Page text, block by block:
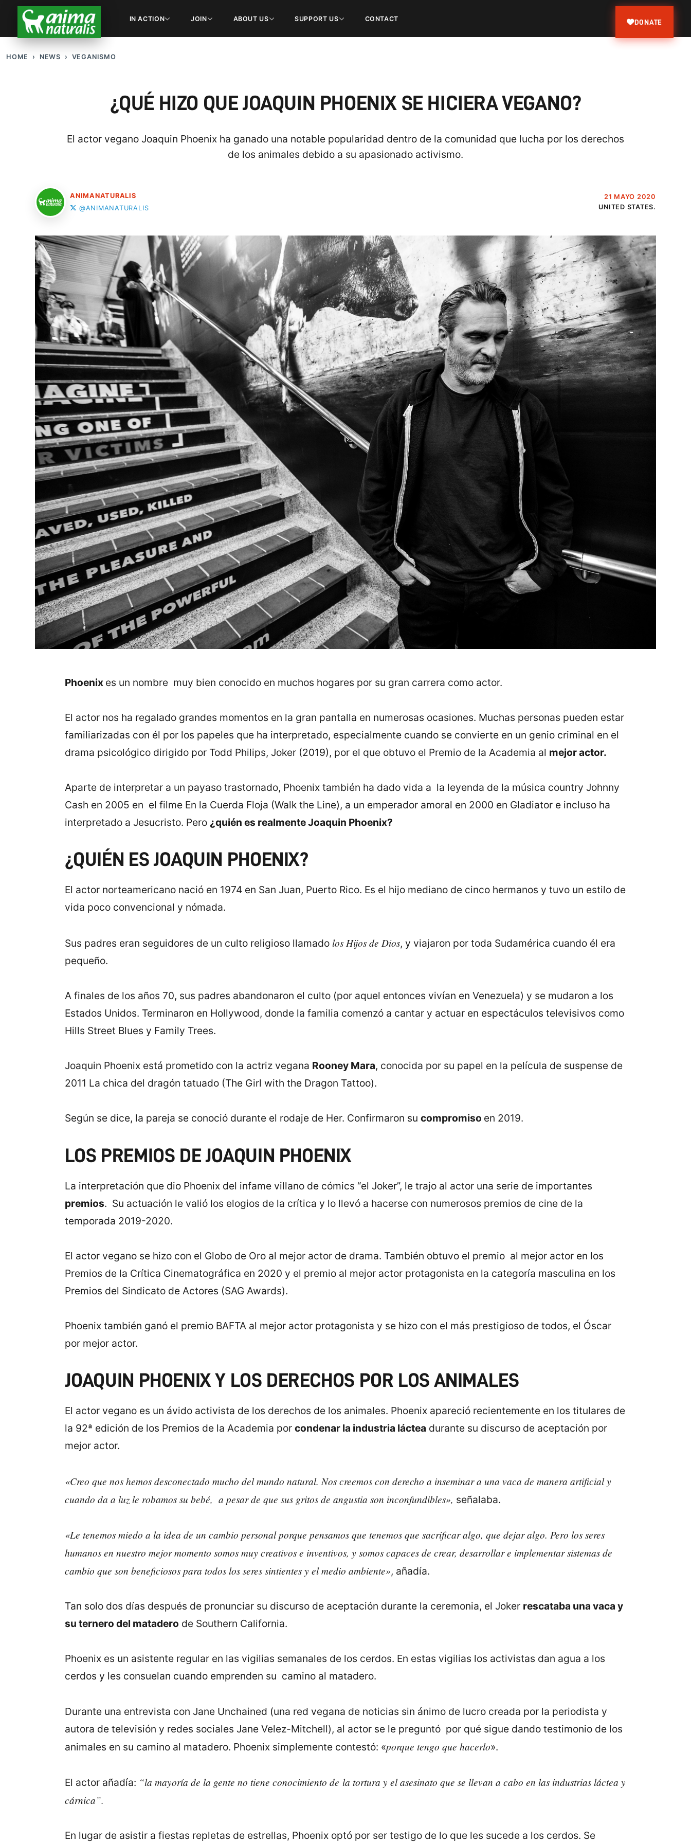
IN ACTION JOIN ABOUT US SUPPORT US CONTACT DONATE
HOME NEWS VEGANISMO
¿QUÉ HIZO QUE JOAQUIN PHOENIX SE HICIERA VEGANO?
El actor vegano Joaquin Phoenix ha ganado una notable popularidad dentro de la comunidad que lucha por los derechos
de los animales debido a su apasionado activismo.
ANIMANATURALIS
@ANIMANATURALIS
21 MAYO 2020
UNITED STATES.
Phoenix es un nombre muy bien conocido en muchos hogares por su gran carrera como actor.
El actor nos ha regalado grandes momentos en la gran pantalla en numerosas ocasiones. Muchas personas pueden estar
familiarizadas con él por los papeles que ha interpretado, especialmente cuando se convierte en un genio criminal en el
drama psicológico dirigido por Todd Philips, Joker (2019), por el que obtuvo el Premio de la Academia al mejor actor.
Aparte de interpretar a un payaso trastornado, Phoenix también ha dado vida a la leyenda de la música country Johnny
Cash en 2005 en el filme En la Cuerda Floja (Walk the Line), a un emperador amoral en 2000 en Gladiator e incluso ha
interpretado a Jesucristo. Pero ¿quién es realmente Joaquin Phoenix?
¿QUIÉN ES JOAQUIN PHOENIX?
El actor norteamericano nació en 1974 en San Juan, Puerto Rico. Es el hijo mediano de cinco hermanos y tuvo un estilo de
vida poco convencional y nómada.
Sus padres eran seguidores de un culto religioso llamado los Hijos de Dios, y viajaron por toda Sudamérica cuando él era
pequeño.
A finales de los años 70, sus padres abandonaron el culto (por aquel entonces vivían en Venezuela) y se mudaron a los
Estados Unidos. Terminaron en Hollywood, donde la familia comenzó a cantar y actuar en espectáculos televisivos como
Hills Street Blues y Family Trees.
Joaquin Phoenix está prometido con la actriz vegana Rooney Mara, conocida por su papel en la película de suspense de
2011 La chica del dragón tatuado (The Girl with the Dragon Tattoo).
Según se dice, la pareja se conoció durante el rodaje de Her. Confirmaron su compromiso en 2019.
LOS PREMIOS DE JOAQUIN PHOENIX
La interpretación que dio Phoenix del infame villano de cómics “el Joker”, le trajo al actor una serie de importantes
premios. Su actuación le valió los elogios de la crítica y lo llevó a hacerse con numerosos premios de cine de la
temporada 2019-2020.
El actor vegano se hizo con el Globo de Oro al mejor actor de drama. También obtuvo el premio al mejor actor en los
Premios de la Crítica Cinematográfica en 2020 y el premio al mejor actor protagonista en la categoría masculina en los
Premios del Sindicato de Actores (SAG Awards).
Phoenix también ganó el premio BAFTA al mejor actor protagonista y se hizo con el más prestigioso de todos, el Óscar
por mejor actor.
JOAQUIN PHOENIX Y LOS DERECHOS POR LOS ANIMALES
El actor vegano es un ávido activista de los derechos de los animales. Phoenix apareció recientemente en los titulares de
la 92ª edición de los Premios de la Academia por condenar la industria láctea durante su discurso de aceptación por
mejor actor.
«Creo que nos hemos desconectado mucho del mundo natural. Nos creemos con derecho a inseminar a una vaca de manera artificial y
cuando da a luz le robamos su bebé, a pesar de que sus gritos de angustia son inconfundibles», señalaba.
«Le tenemos miedo a la idea de un cambio personal porque pensamos que tenemos que sacrificar algo, que dejar algo. Pero los seres
humanos en nuestro mejor momento somos muy creativos e inventivos, y somos capaces de crear, desarrollar e implementar sistemas de
cambio que son beneficiosos para todos los seres sintientes y el medio ambiente», añadía.
Tan solo dos días después de pronunciar su discurso de aceptación durante la ceremonia, el Joker rescataba una vaca y
su ternero del matadero de Southern California.
Phoenix es un asistente regular en las vigilias semanales de los cerdos. En estas vigilias los activistas dan agua a los
cerdos y les consuelan cuando emprenden su camino al matadero.
Durante una entrevista con Jane Unchained (una red vegana de noticias sin ánimo de lucro creada por la periodista y
autora de televisión y redes sociales Jane Velez-Mitchell), al actor se le preguntó por qué sigue dando testimonio de los
animales en su camino al matadero. Phoenix simplemente contestó: «porque tengo que hacerlo».
El actor añadía: “la mayoría de la gente no tiene conocimiento de la tortura y el asesinato que se llevan a cabo en las industrias láctea y
cárnica”.
En lugar de asistir a fiestas repletas de estrellas, Phoenix optó por ser testigo de lo que les sucede a los cerdos. Se